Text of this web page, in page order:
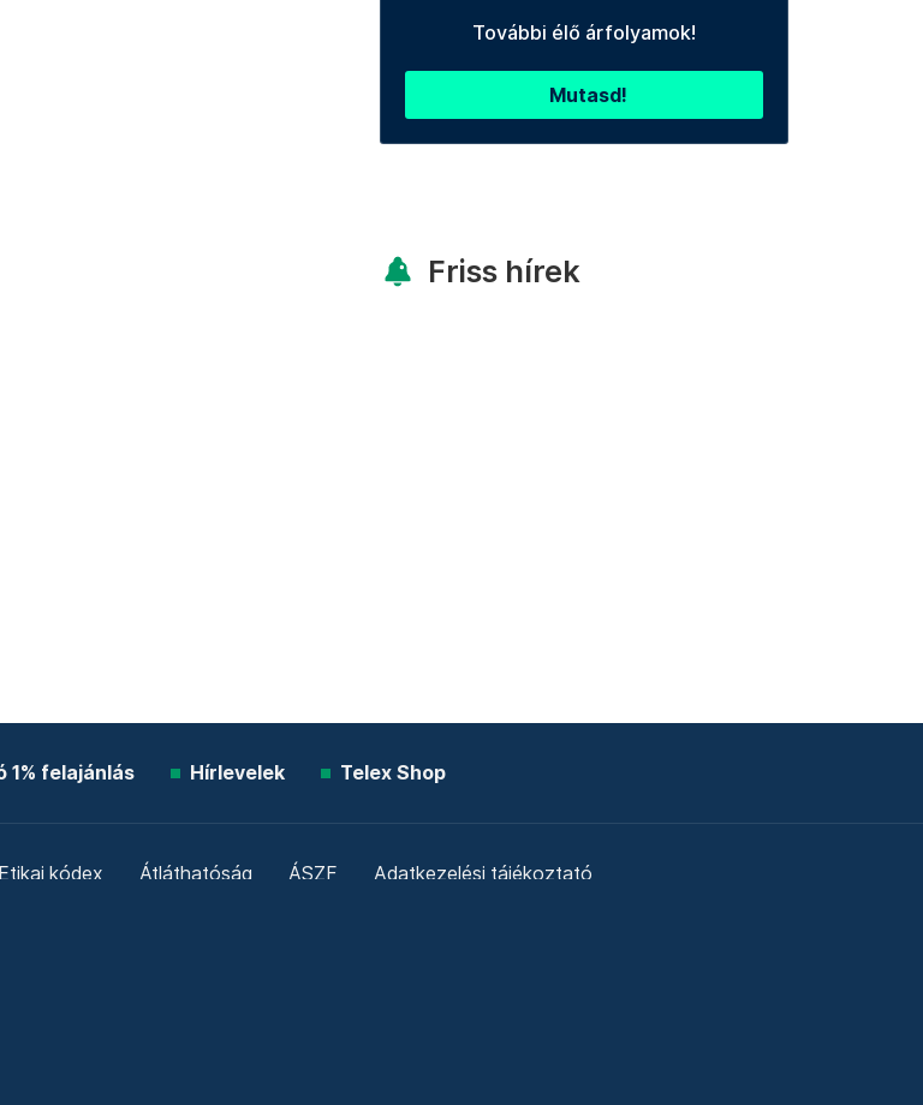
További élő árfolyamok!
Mutasd!
Friss hírek
1% felajánlás Hírlevelek Telex Shop
Etikai kódex Átláthatóság ÁSZF Adatkezelési tájékoztató